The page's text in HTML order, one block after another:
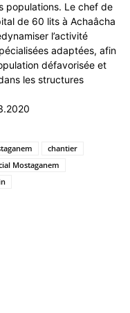
populations. Le chef de
de 60 lits à Achaâcha
l’activité
adaptées, afin
défavorisée et
les structures
chantier
Mostaganem